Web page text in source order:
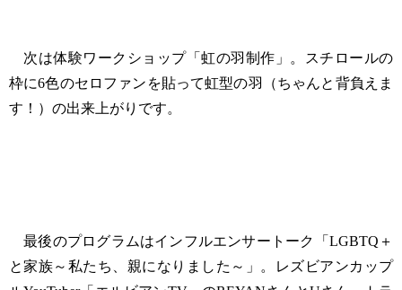
次は体験ワークショップ「虹の羽制作」。スチロールの
枠に6色のセロファンを貼って虹型の羽（ちゃんと背負えま
す！）の出来上がりです。
最後のプログラムはインフルエンサートーク「LGBTQ＋
と家族～私たち、親になりました～」。レズビアンカップ